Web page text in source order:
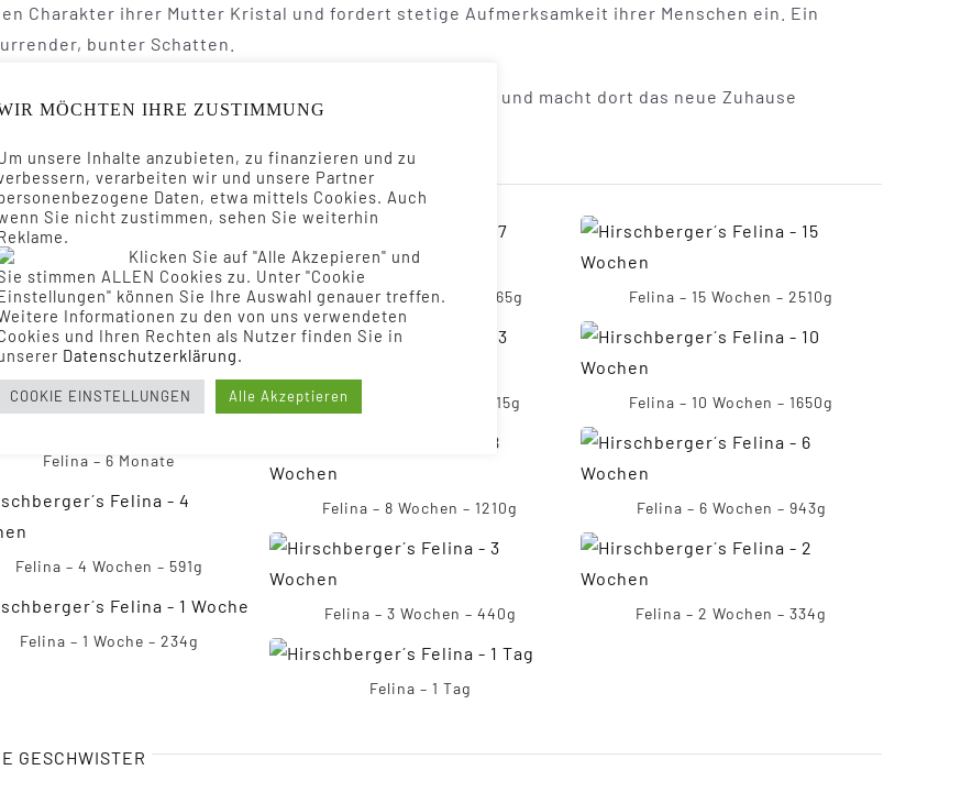
Charakter ihrer Mutter Kristal und fordert stetige Aufmerksamkeit ihrer Menschen ein. Ein
bunter Schatten.
ist mit ihrer Schwester Freya nach Franken umgezogen und macht dort das neue Zuhause
Felina – 6 Monate
Felina – 17 Wochen – 2865g Felina – 15 Wochen – 2510g
Felina – 13 Wochen – 2115g Felina – 10 Wochen – 1650g
Felina – 8 Wochen – 1210g Felina – 6 Wochen – 943g
Felina – 4 Wochen – 591g
Felina – 3 Wochen – 440g
Felina – 2 Wochen – 334g
Felina – 1 Woche – 234g
Felina – 1 Tag
GESCHWISTER
MÖCHTEN IHRE ZUSTIMMUNG
unsere Inhalte anzubieten, zu finanzieren und zu
verarbeiten wir und unsere Partner
Daten, etwa mittels Cookies. Auch
Sie nicht zustimmen, sehen Sie weiterhin
Klicken Sie auf "Alle Akzepieren" und
stimmen ALLEN Cookies zu. Unter "Cookie
können Sie Ihre Auswahl genauer treffen.
Informationen zu den von uns verwendeten
und Ihren Rechten als Nutzer finden Sie in
Daten­schutz­erklärung.
COOKIE EINSTELLUNGEN Alle Akzeptieren